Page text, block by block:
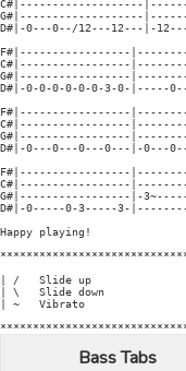
Bass Tabs